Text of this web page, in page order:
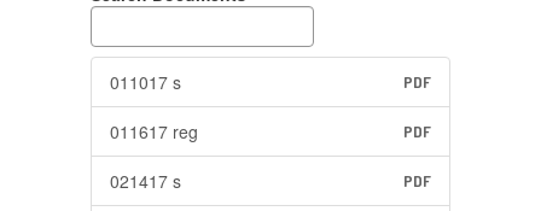
011017 s PDF
011617 reg PDF
021417 s PDF